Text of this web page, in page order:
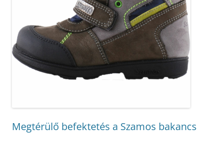
Megtérülő befektetés a Szamos bakancs